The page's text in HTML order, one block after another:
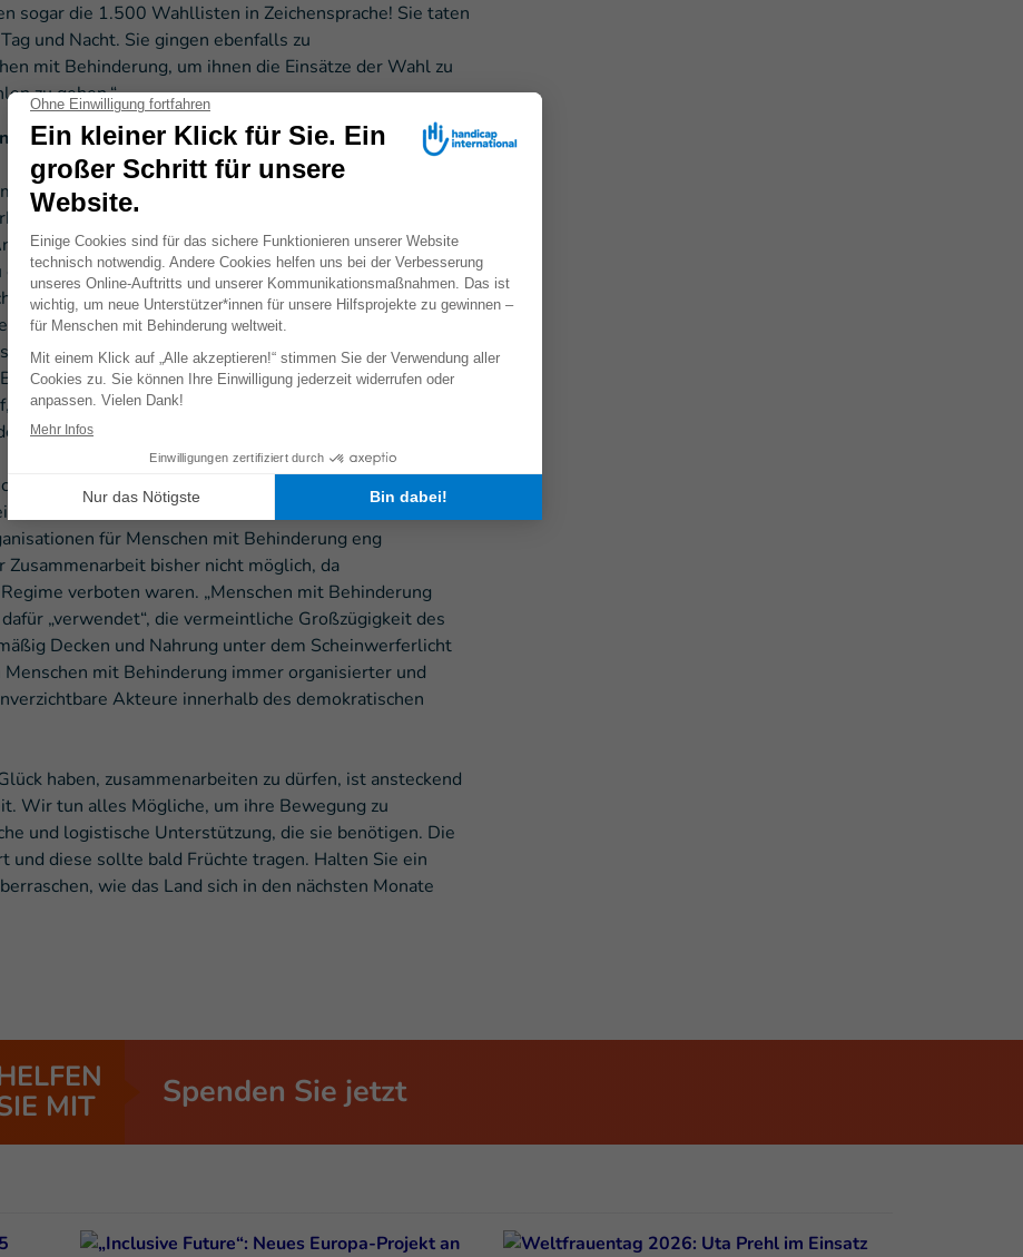
sogar die 1.500 Wahllisten in Zeichensprache! Sie taten
und Nacht. Sie gingen ebenfalls zu
mit Behinderung, um ihnen die Einsätze der Wahl zu
zu gehen.“
dass jeder Zutritt zu den Besprechungszimmern hat.”
Behinderung sind größtenteils sehr jung und sprudeln
Erfahrung. Wir mussten Wände in unserem
der aktiven Menschen anzupassen und um jedem
Um zu gewährleisten, dass die Dinge in
dass diese Einstellung anhält. Diese Gruppeist
für Menschen mit Behinderung zu
bald geschehen wird, damit ihre Stimme gehört werden
mit dem Titel „Das neue Tunesien kann nicht ohne
wie eine vollständige Teilnahme im sozialen und
sichergestellt werden kann.“
International in Tunesien agiert. In allen Ländern, in
wir mit lokalen Institutionen, Fachkräften des
für Menschen mit Behinderung eng
Zusammenarbeit bisher nicht möglich, da
verboten waren. „Menschen mit Behinderung
„verwendet“, die vermeintliche Großzügigkeit des
Decken und Nahrung unter dem Scheinwerferlicht
mit Behinderung immer organisierter und
Akteure innerhalb des demokratischen
haben, zusammenarbeiten zu dürfen, ist ansteckend
Wir tun alles Mögliche, um ihre Bewegung zu
und logistische Unterstützung, die sie benötigen. Die
diese sollte bald Früchte tragen. Halten Sie ein
wie das Land sich in den nächsten Monate
MIT Spenden Sie jetzt